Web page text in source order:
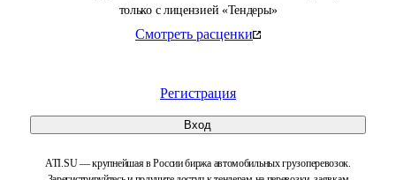
только с лицензией «Тендеры»
Смотреть расценки
Регистрация
Вход
ATI.SU — крупнейшая в России биржа автомобильных грузоперевозок.